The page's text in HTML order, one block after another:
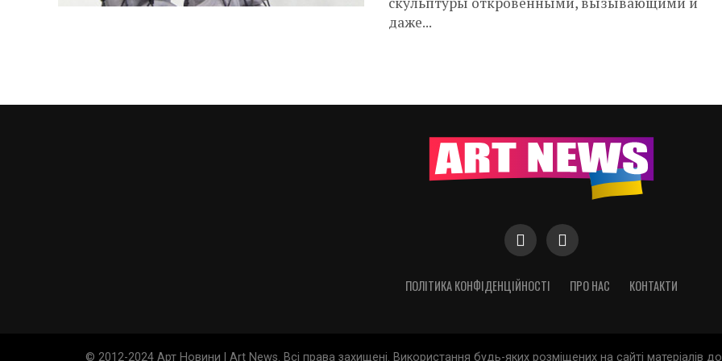
даже...
ПОЛІТИКА КОНФІДЕНЦІЙНОСТІ ПРО НАС КОНТАКТИ
© 2012-2024 Арт Новини | Art News. Всі права захищені. Використання будь-яких розміщених на сайті матеріалів